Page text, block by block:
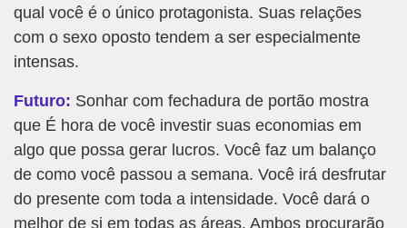
qual você é o único protagonista. Suas relações
com o sexo oposto tendem a ser especialmente
intensas.
Futuro: Sonhar com fechadura de portão mostra
que É hora de você investir suas economias em
algo que possa gerar lucros. Você faz um balanço
de como você passou a semana. Você irá desfrutar
do presente com toda a intensidade. Você dará o
melhor de si em todas as áreas. Ambos procurarão